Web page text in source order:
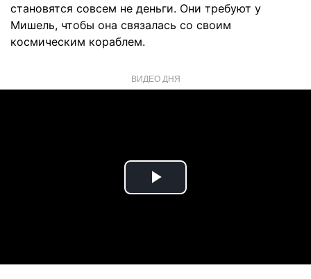
становятся совсем не деньги. Они требуют у
Мишель, чтобы она связалась со своим
космическим кораблем.
ВИДЕО ДНЯ
Play